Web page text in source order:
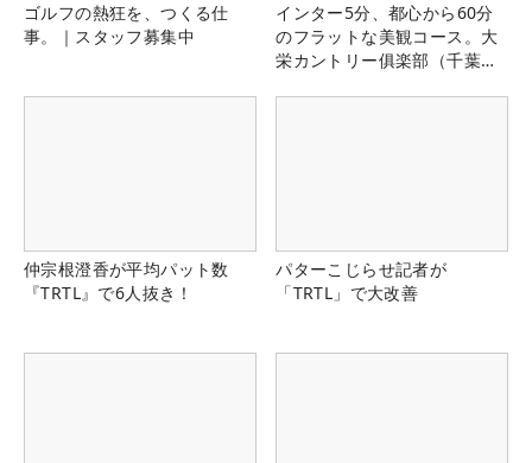
ゴルフの熱狂を、つくる仕
事。｜スタッフ募集中
インター5分、都心から60分
のフラットな美観コース。大
栄カントリー俱楽部（千葉
仲宗根澄香が平均パット数
『TRTL』で6人抜き！
パターこじらせ記者が
「TRTL」で大改善